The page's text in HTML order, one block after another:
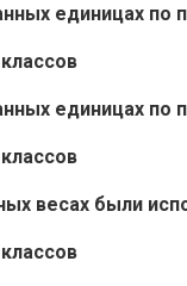
единицах по
единицах по
весах были